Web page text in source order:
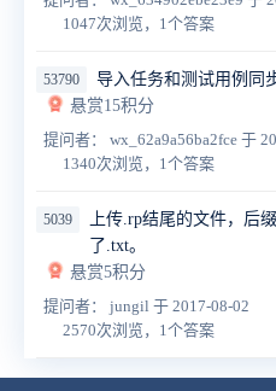
1047次浏览，1个答案
53790 导入任务和测试用例同
悬赏15积分
提问者： wx_62a9a56ba2fce 于
1340次浏览，1个答案
5039
上传.rp结尾的文件，后
了.txt。
悬赏5积分
提问者： jungil 于 2017-08-02
2570次浏览，1个答案